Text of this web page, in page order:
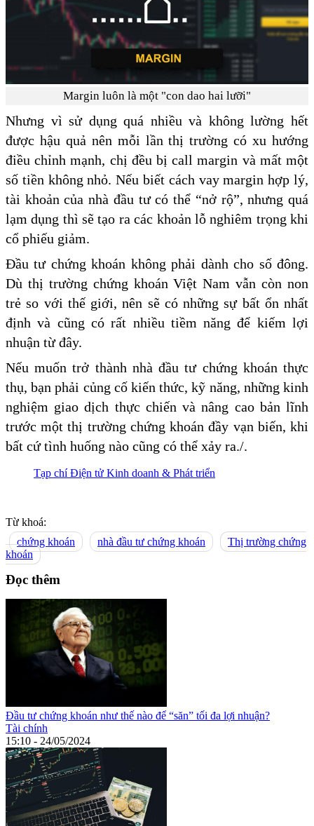
Margin luôn là một "con dao hai lưỡi"
Nhưng vì sử dụng quá nhiều và không lường hết
được hậu quả nên mỗi lần thị trường có xu hướng
điều chỉnh mạnh, chị đều bị call margin và mất một
số tiền không nhỏ. Nếu biết cách vay margin hợp lý,
tài khoản của nhà đầu tư có thể “nở rộ”, nhưng quá
lạm dụng thì sẽ tạo ra các khoản lỗ nghiêm trọng khi
cổ phiếu giảm.
Đầu tư chứng khoán không phải dành cho số đông.
Dù thị trường chứng khoán Việt Nam vẫn còn non
trẻ so với thế giới, nên sẽ có những sự bất ổn nhất
định và cũng có rất nhiều tiềm năng để kiếm lợi
nhuận từ đây.
Nếu muốn trở thành nhà đầu tư chứng khoán thực
thụ, bạn phải củng cố kiến thức, kỹ năng, những kinh
nghiệm giao dịch thực chiến và nâng cao bản lĩnh
trước một thị trường chứng khoán đầy vạn biến, khi
bất cứ tình huống nào cũng có thể xảy ra./.
Tạp chí Điện tử Kinh doanh & Phát triển
Từ khoá:
chứng khoán
nhà đầu tư chứng khoán
Thị trường chứng
khoán
Đọc thêm
Đầu tư chứng khoán như thế nào để “săn” tối đa lợi nhuận?
Tài chính
15:10 - 24/05/2024